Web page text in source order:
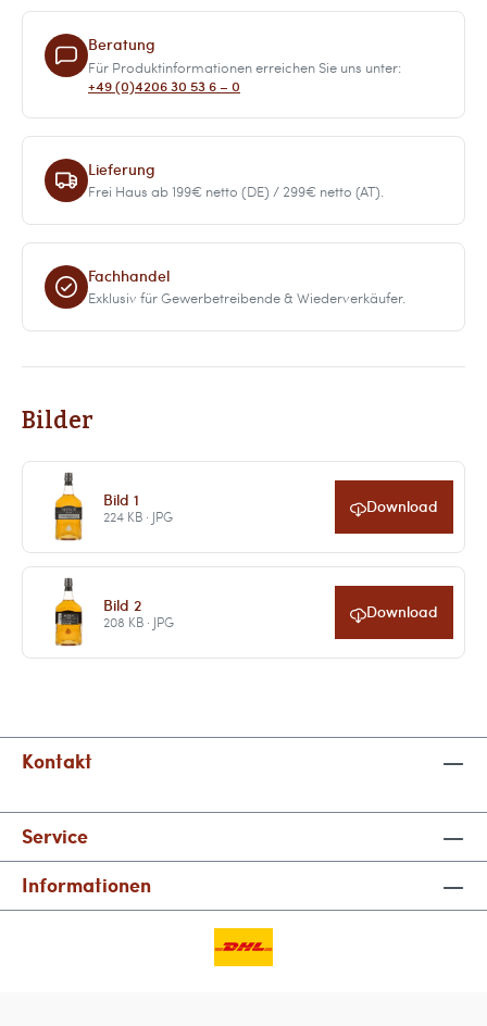
Beratung
Für Produktinformationen erreichen Sie uns unter:
+49 (0)4206 30 53 6 – 0
Lieferung
Frei Haus ab 199€ netto (DE) / 299€ netto (AT).
Fachhandel
Exklusiv für Gewerbetreibende & Wiederverkäufer.
Bilder
Bild 1
224 KB · JPG Download
Bild 2
208 KB · JPG Download
Kontakt
Service
Informationen